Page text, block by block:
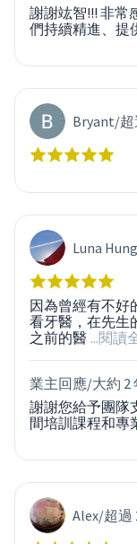
謝謝竑智!!! 非常
們持續精進、提
Bryant/
Luna Hung
因為曾經有不好
看牙醫，在先生
之前的醫 ...閱讀
業主回應/大約 2
謝謝您給予團隊
間培訓課程和專
Alex/超過